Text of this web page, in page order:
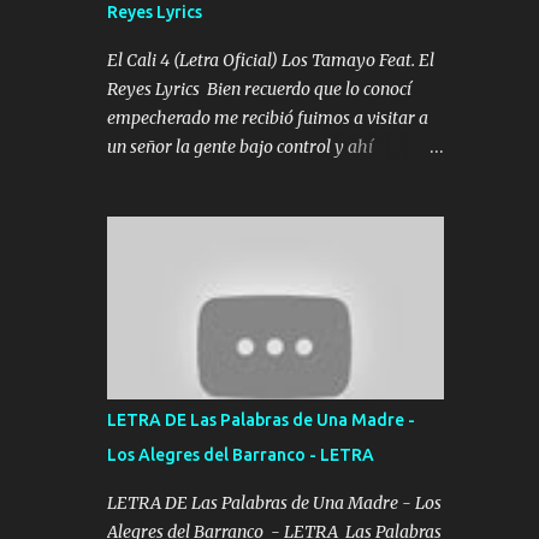
Tomense un buen trago Y así es como
empezamos los versos que voy cantando
(Music) A vido alta y bajas La carreta se
atora Pero nunca le aflojamos Ya me han
pasado cosas Y aunque ustedes no sepan
es...
Reyes Lyrics
El Cali 4 (Letra Oficial) Los Tamayo Feat. El
Reyes Lyrics Bien recuerdo que lo conocí
empecherado me recibió fuimos a visitar a
un señor la gente bajo control y ahí
reglas no secuestr0 no r0bar De La C giró la
orden nos comanda el doble P bien firmes
con Alto PRIETO y la camisa es color Verde y
peleam0s la Bandera por todita a la ciudad
con los drones patrullando la Frontera De
blancas ya hace falta mi APA FLACO verde
se le extraña pa que sepan Aquí Pura GENTE
DE LA RANA 🐸 POR CLAVE ES EL CALI 4
LETRA DE Las Palabras de Una Madre -
Los Alegres del Barranco - LETRA
LETRA DE Las Palabras de Una Madre - Los
Alegres del Barranco - LETRA Las Palabras